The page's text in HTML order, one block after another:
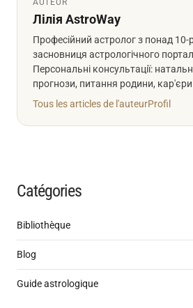
AUTEUR
Лілія AstroWay
Професійний астролог з понад 10-
засновниця астрологічного
Персональні консультації:
прогнози, питання родини,
Tous les articles de l'auteurProfil
Catégories
Bibliothèque
Blog
Guide astrologique